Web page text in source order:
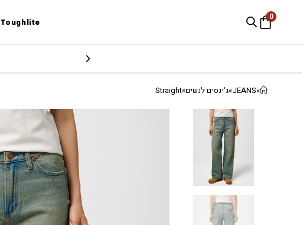
0
Toughlite
»
JEANS
»ג'ינסים לנשים»
Straight